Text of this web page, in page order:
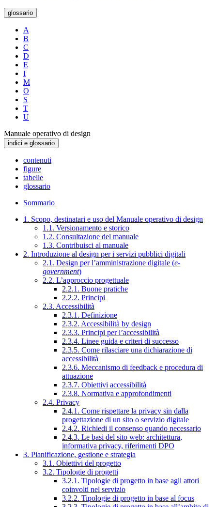
glossario
A
B
C
D
E
I
M
O
S
T
U
Manuale operativo di design
indici e glossario
contenuti
figure
tabelle
glossario
Sommario
1. Scopo, destinatari e uso del Manuale operativo di design
1.1. Versionamento e storico
1.2. Consultazione del manuale
1.3. Contribuisci al manuale
2. Introduzione al design per i servizi pubblici digitali
2.1. Design per l’amministrazione digitale (e-
government)
2.2. L’approccio progettuale
2.2.1. Buone pratiche
2.2.2. Principi
2.3. Accessibilità
2.3.1. Definizione
2.3.2. Accessibilità by design
2.3.3. Principi per l’accessibilità
2.3.4. Linee guida e criteri di successo
2.3.5. Come rilasciare una dichiarazione di
accessibilità
2.3.6. Meccanismo di feedback e procedura di
attuazione
2.3.7. Obiettivi accessibilità
2.3.8. Normativa e approfondimenti
2.4. Privacy
2.4.1. Come rispettare la privacy sin dalla
progettazione di un sito o servizio digitale
2.4.2. Richiedi il consenso quando necessario
2.4.3. Le basi del sito web: architettura,
informativa privacy, riferimenti DPO
3. Pianificazione, gestione e strategia
3.1. Obiettivi del progetto
3.2. Tipologie di progetti
3.2.1. Tipologie di progetto in base agli attori
coinvolti nel servizio
3.2.2. Tipologie di progetto in base al focus